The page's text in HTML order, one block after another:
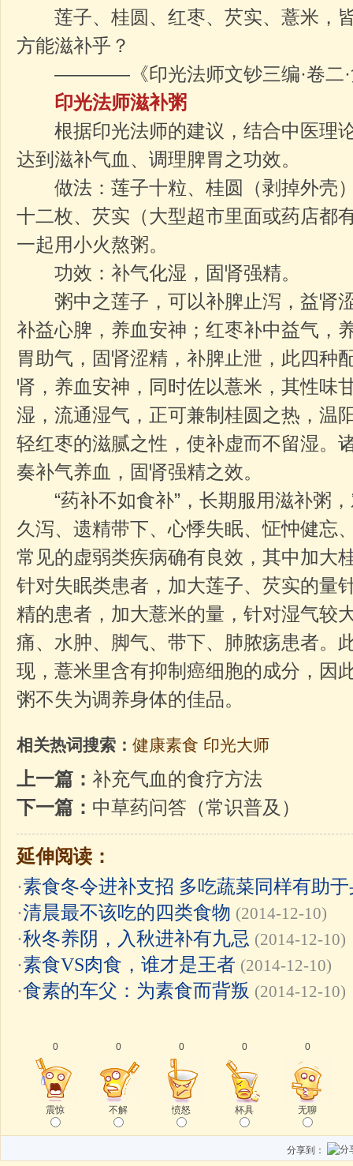
莲子、桂圆、红枣、芡实、薏米，
方能滋补乎？
————《印光法师文钞三编·卷二·
印光法师滋补粥
根据印光法师的建议，结合中医理
达到滋补气血、调理脾胃之功效。
做法：莲子十粒、桂圆（剥掉外壳
十二枚、芡实（大型超市里面或药店都
一起用小火熬粥。
功效：补气化湿，固肾强精。
粥中之莲子，可以补脾止泻，益肾
补益心脾，养血安神；红枣补中益气，
胃助气，固肾涩精，补脾止泄，此四种
肾，养血安神，同时佐以薏米，其性味
湿，流通湿气，正可兼制桂圆之热，温
轻红枣的滋腻之性，使补虚而不留湿。
奏补气养血，固肾强精之效。
“药补不如食补”，长期服用滋补粥，
久泻、遗精带下、心悸失眠、怔忡健忘
常见的虚弱类疾病确有良效，其中加大
针对失眠类患者，加大莲子、芡实的量
精的患者，加大薏米的量，针对湿气较
痛、水肿、脚气、带下、肺脓疡患者。
现，薏米里含有抑制癌细胞的成分，因
粥不失为调养身体的佳品。
相关热词搜索： 健康素食 印光大师
上一篇： 补充气血的食疗方法
下一篇： 中草药问答（常识普及）
延伸阅读：
·素食冬令进补支招 多吃蔬菜同样有助
·清晨最不该吃的四类食物 (2014-12-10)
·秋冬养阴，入秋进补有九忌 (2014-12-10)
·素食VS肉食，谁才是王者 (2014-12-10)
·食素的车父：为素食而背叛 (2014-12-10)
0
震惊
0
不解
0
愤怒
0
杯具
0
无聊
分享到：